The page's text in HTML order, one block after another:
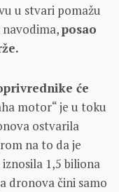
u stvari pomažu
posao
će
motor“ je u toku
ostvarila
na to da je
1,5 biliona
dronova čini samo